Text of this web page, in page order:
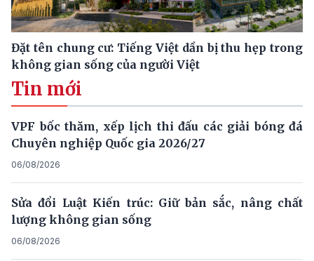
Đặt tên chung cư: Tiếng Việt dần bị thu hẹp trong
không gian sống của người Việt
Tin mới
VPF bốc thăm, xếp lịch thi đấu các giải bóng đá
Chuyên nghiệp Quốc gia 2026/27
06/08/2026
Sửa đổi Luật Kiến trúc: Giữ bản sắc, nâng chất
lượng không gian sống
06/08/2026